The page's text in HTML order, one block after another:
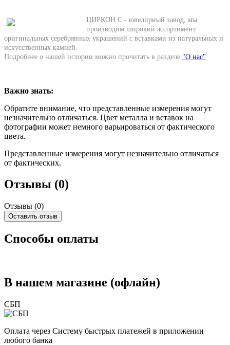
ЦИРКОН С - ювелирный завод, мы
производим широкий ассортимент
оригинальных серебрянных украшений с вставками из натуральных и
искусственных камней.
Подробнее о нашей истории можно прочитать в разделе "О нас"
Важно знать:
Обратите внимание, что представленные измерения могут
незначительно отличаться. Цвет металла и вставок на
фотографии может немного варьироваться от фактического
цвета.
Представленные измерения могут незначительно отличаться
от фактических.
Отзывы (0)
Отзывы (0)
Оставить отзыв
Способы оплаты
В нашем магазине (офлайн)
СБП
Оплата через Систему быстрых платежей в приложении
любого банка